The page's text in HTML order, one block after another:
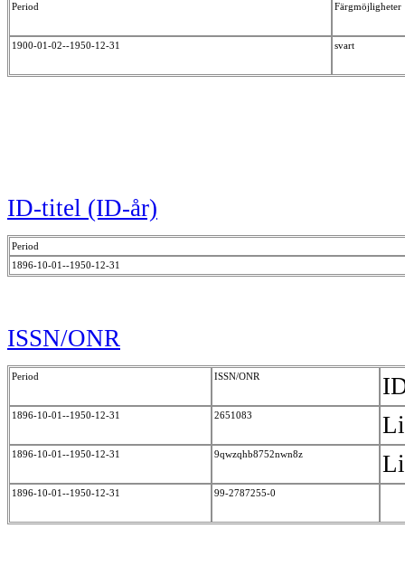
Period Färgmöjligheter
1900-01-02--1950-12-31 svart
ID-titel (ID-år)
Period
1896-10-01--1950-12-31
ISSN/ONR
Period ISSN/ONR
1896-10-01--1950-12-31 2651083
1896-10-01--1950-12-31 9qwzqhb8752nwn8z
1896-10-01--1950-12-31 99-2787255-0